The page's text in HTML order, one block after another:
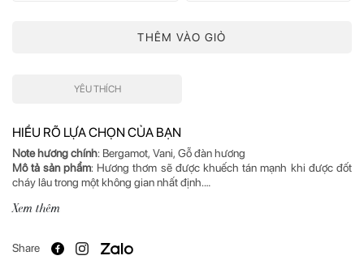
THÊM VÀO GIỎ
YÊU THÍCH
HIỂU RÕ LỰA CHỌN CỦA BẠN
Note hương chính
Mô tả sản phẩm: Hương thơm sẽ được khuếch tán mạnh khi được đốt
vùng đất của những ước mơ, hy vọng về một khởi đầu mới, kỷ nguyên
nhiều hệ tư tưởng.
Xem thêm
Share